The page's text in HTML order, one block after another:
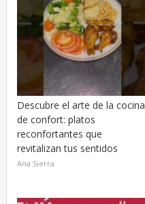
Descubre el arte de la cocina
de confort: platos
reconfortantes que
revitalizan tus sentidos
Ana Sierra